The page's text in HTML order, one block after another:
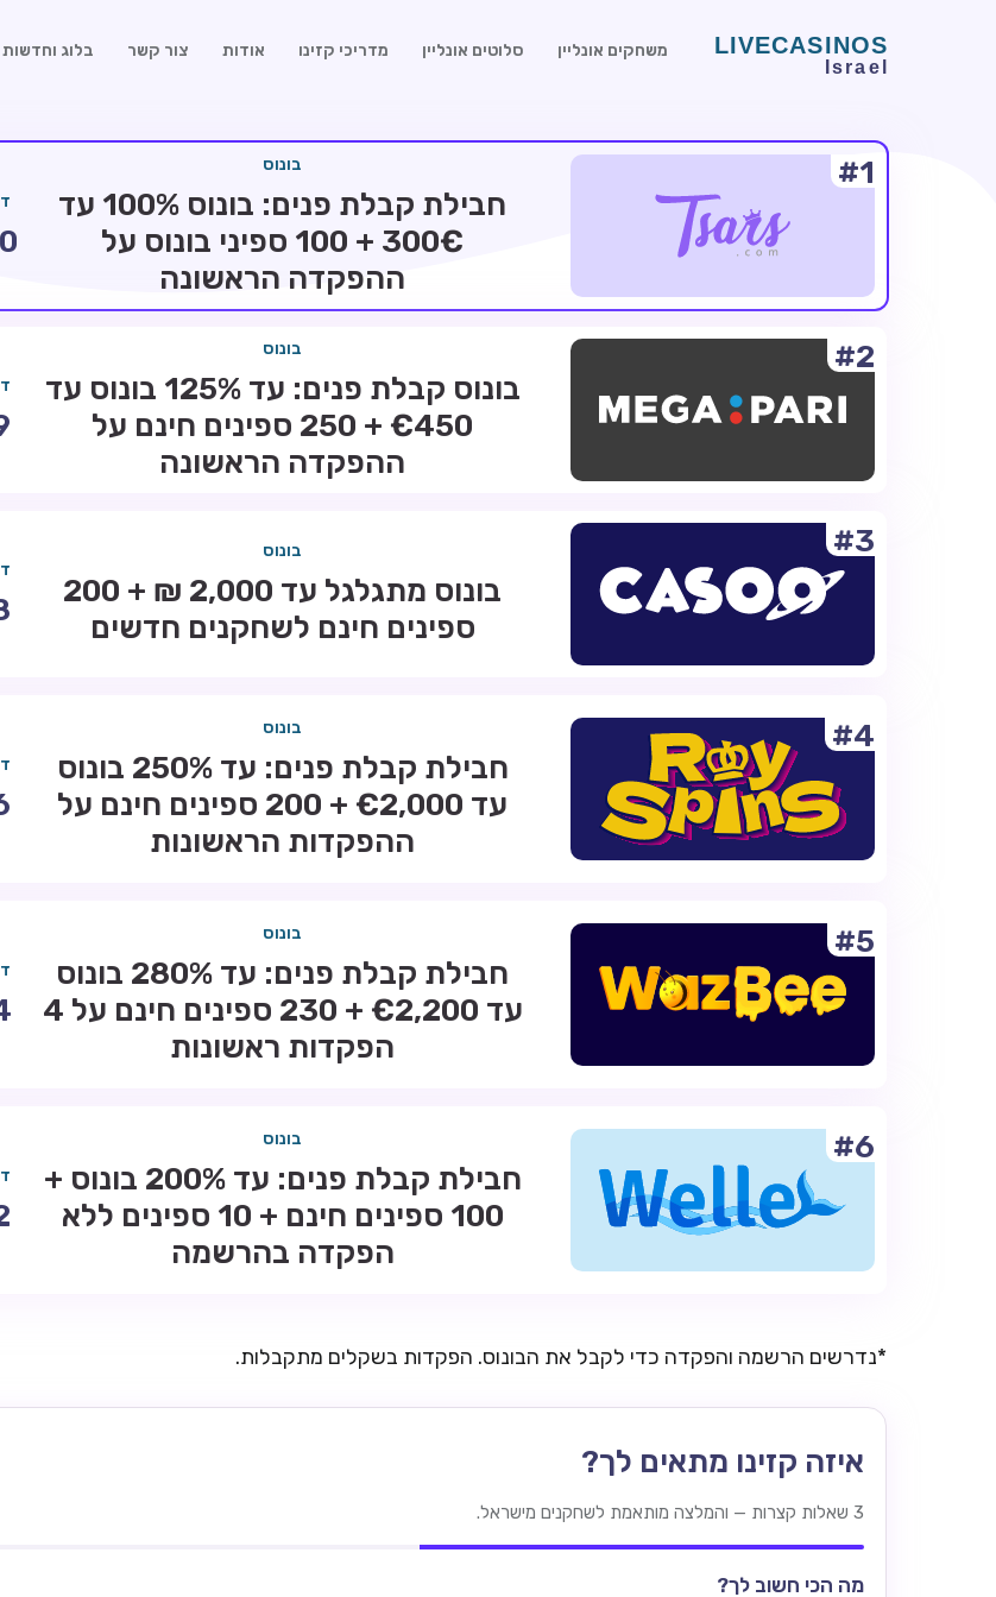
משחקים אונליין סלוטים אונליין מדריכי קזינו אודות צור קשר בלוג וחדשות
#1 בונוס
חבילת קבלת פנים: בונוס 100% עד
300€ + 100 ספיני בונוס על
ההפקדה הראשונה
#2 בונוס
בונוס קבלת פנים: עד 125% בונוס עד
€450 + 250 ספינים חינם על
ההפקדה הראשונה
#3 בונוס
בונוס מתגלגל עד 2,000 ₪ + 200
ספינים חינם לשחקנים חדשים
#4 בונוס
חבילת קבלת פנים: עד 250% בונוס
עד €2,000 + 200 ספינים חינם על
ההפקדות הראשונות
#5 בונוס
חבילת קבלת פנים: עד 280% בונוס
עד €2,200 + 230 ספינים חינם על 4
הפקדות ראשונות
#6 בונוס
חבילת קבלת פנים: עד 200% בונוס +
100 ספינים חינם + 10 ספינים ללא
הפקדה בהרשמה
*נדרשים הרשמה והפקדה כדי לקבל את הבונוס. הפקדות בשקלים מתקבלות.
איזה קזינו מתאים לך?
3 שאלות קצרות — והמלצה מותאמת לשחקנים מישראל.
מה הכי חשוב לך?